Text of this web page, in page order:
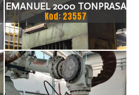
EMANUEL 2000 TONPRASA
HYDRAULICZNA 3200 X
2000
Kod: 23557